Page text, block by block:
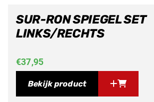
SUR-RON SPIEGEL SET
LINKS/RECHTS
€37,95
Bekijk product